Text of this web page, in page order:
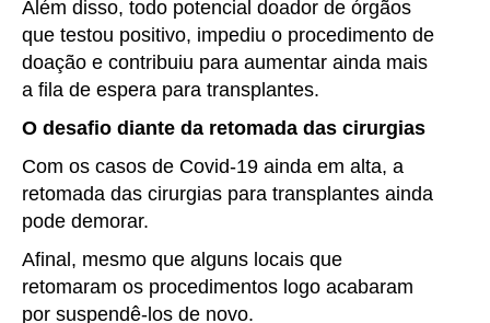
Além disso, todo potencial doador de órgãos
que testou positivo, impediu o procedimento de
doação e contribuiu para aumentar ainda mais
a fila de espera para transplantes.
O desafio diante da retomada das cirurgias
Com os casos de Covid-19 ainda em alta, a
retomada das cirurgias para transplantes ainda
pode demorar.
Afinal, mesmo que alguns locais que
retomaram os procedimentos logo acabaram
por suspendê-los de novo.